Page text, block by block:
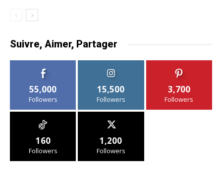
Suivre, Aimer, Partager
55,000
Followers
15,500
Followers
3,700
Followers
160
Followers
1,200
Followers